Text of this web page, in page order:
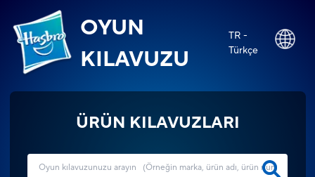
OYUN
KILAVUZU
TR -
Türkçe
ÜRÜN KILAVUZLARI